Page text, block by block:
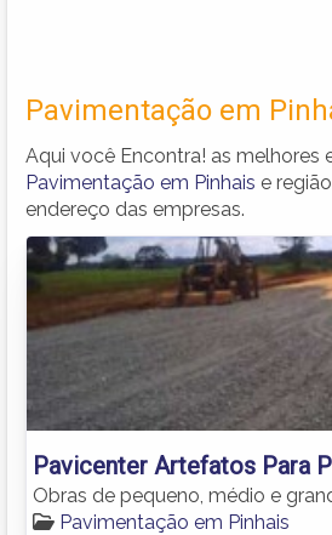
Pavimentação em
Aqui você Encontra! as melhores
Pavimentação em Pinhais e
endereço das empresas.
Pavicenter Artefatos Para
Obras de pequeno, médio e
Pavimentação em Pinhais